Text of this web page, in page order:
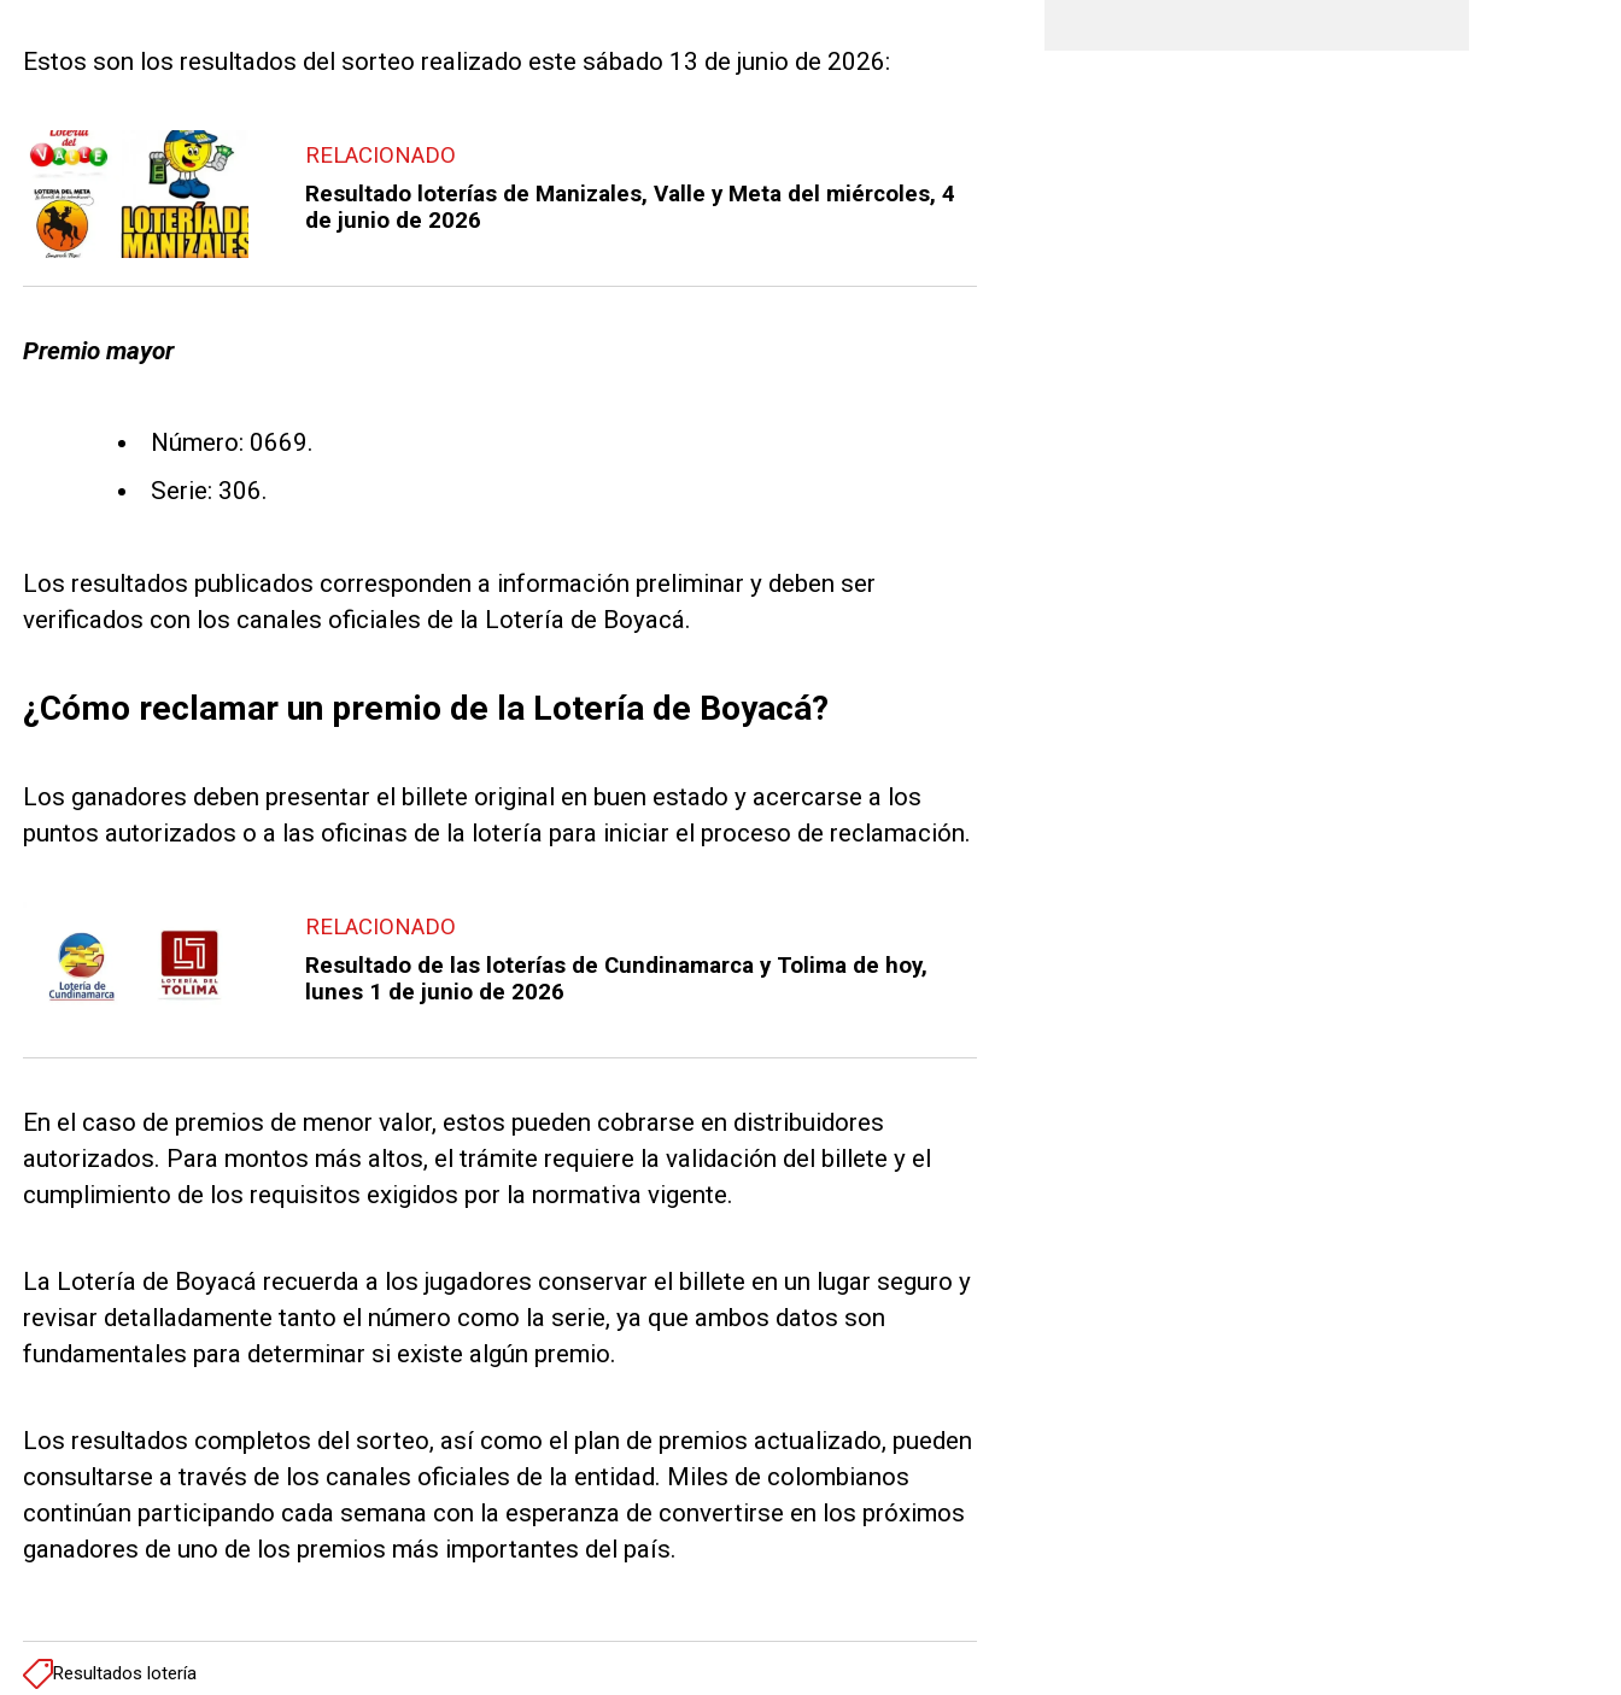
Estos son los resultados del sorteo realizado este sábado 13 de junio de 2026:
RELACIONADO
Resultado loterías de Manizales, Valle y Meta del miércoles, 4
de junio de 2026
Premio mayor
Número: 0669.
Serie: 306.
Los resultados publicados corresponden a información preliminar y deben ser
verificados con los canales oficiales de la Lotería de Boyacá.
¿Cómo reclamar un premio de la Lotería de Boyacá?
Los ganadores deben presentar el billete original en buen estado y acercarse a los
puntos autorizados o a las oficinas de la lotería para iniciar el proceso de reclamación.
RELACIONADO
Resultado de las loterías de Cundinamarca y Tolima de hoy,
lunes 1 de junio de 2026
En el caso de premios de menor valor, estos pueden cobrarse en distribuidores
autorizados. Para montos más altos, el trámite requiere la validación del billete y el
cumplimiento de los requisitos exigidos por la normativa vigente.
La Lotería de Boyacá recuerda a los jugadores conservar el billete en un lugar seguro y
revisar detalladamente tanto el número como la serie, ya que ambos datos son
fundamentales para determinar si existe algún premio.
Los resultados completos del sorteo, así como el plan de premios actualizado, pueden
consultarse a través de los canales oficiales de la entidad. Miles de colombianos
continúan participando cada semana con la esperanza de convertirse en los próximos
ganadores de uno de los premios más importantes del país.
Resultados lotería